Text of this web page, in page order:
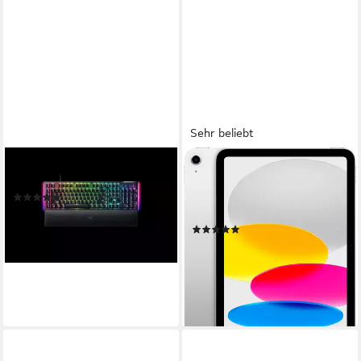
BlackWidow V4 DE Tastatur
(9)
187,00 €
lieferbar - in 2-3 Werktagen bei dir
Sehr beliebt
APPLE
11" iPad Wi-Fi (2025) Tablet
(10,86", iPadOS)
Produktdatenblatt
(849)
ab 454,09 €
lieferbar in 4 Wochen